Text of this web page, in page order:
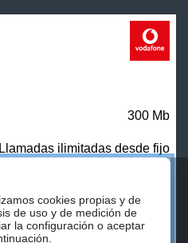
300 Mb
Llamadas ilimitadas desde fijo
27,00 €/mes
cookies propias y de
de uso y de medición de
la configuración o aceptar